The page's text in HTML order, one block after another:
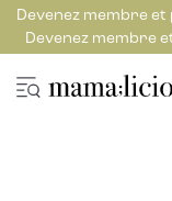
Devenez membre et
Devenez membre